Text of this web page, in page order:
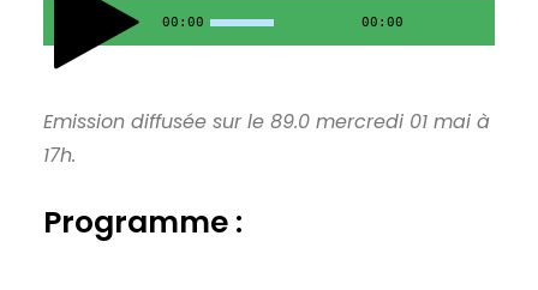
00:00 00:00
Emission diffusée sur le 89.0 mercredi 01 mai à
17h.
Programme :